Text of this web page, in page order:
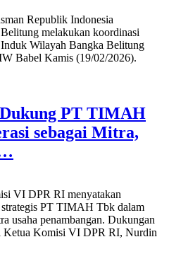
Republik Indonesia
melakukan koordinasi
Wilayah Bangka Belitung
Babel Kamis (19/02/2026).
PT TIMAH
sebagai Mitra,
VI DPR RI menyatakan
PT TIMAH Tbk dalam
usaha penambangan. Dukungan
Ketua Komisi VI DPR RI, Nurdin